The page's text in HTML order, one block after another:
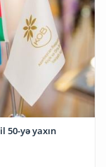
50-yə yaxın